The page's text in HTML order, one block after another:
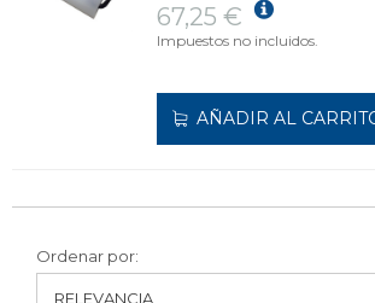
67,25 €
Impuestos no incluidos.
AÑADIR AL
Ordenar por: